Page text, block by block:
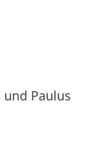
Paulus